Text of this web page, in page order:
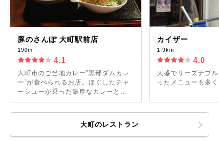
豚のさんぽ 大町駅前店
190m
4.1
大町市のご当地カレー”黒部ダムカレ
ー”が食べられるお店。ほぐしたチャ
ーシューが乗った濃厚なカレーと...
カイザー
1.9km
4.0
大盛でリーズナブ
ったメニューも多
大町のレストラン